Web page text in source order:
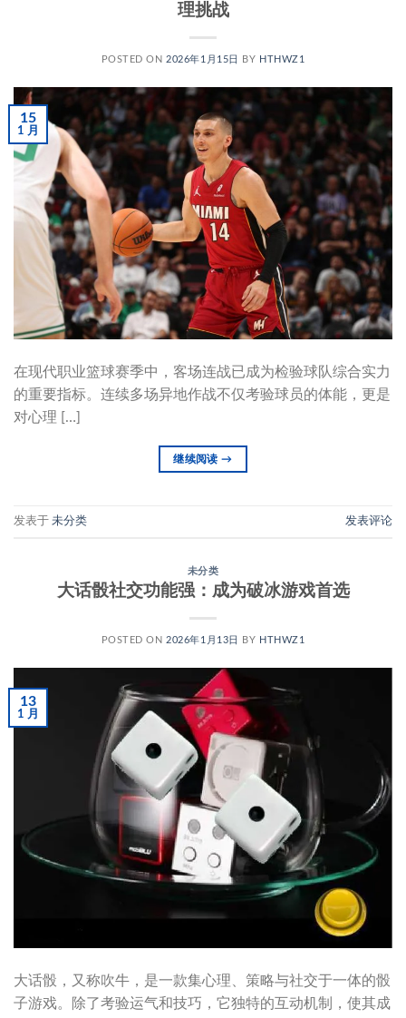
理挑战
POSTED ON 2026年1月15日 BY HTHWZ1
15
1 月
在现代职业篮球赛季中，客场连战已成为检验球队综合实力
的重要指标。连续多场异地作战不仅考验球员的体能，更是
对心理 […]
继续阅读→
发表于 未分类 发表评论
未分类
大话骰社交功能强：成为破冰游戏首选
POSTED ON2026年1月13日 BY HTHWZ1
13
1 月
大话骰，又称吹牛，是一款集心理、策略与社交于一体的骰
子游戏。除了考验运气和技巧，它独特的互动机制，使其成